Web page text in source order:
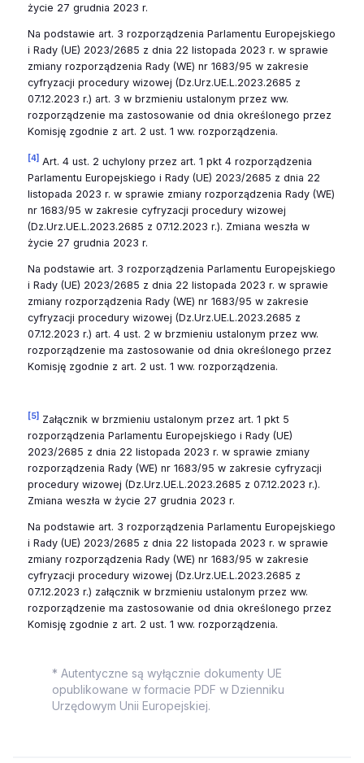
życie 27 grudnia 2023 r.
Na podstawie art. 3 rozporządzenia Parlamentu Europejskiego
i Rady (UE) 2023/2685 z dnia 22 listopada 2023 r. w sprawie
zmiany rozporządzenia Rady (WE) nr 1683/95 w zakresie
cyfryzacji procedury wizowej (Dz.Urz.UE.L.2023.2685 z
07.12.2023 r.) art. 3 w brzmieniu ustalonym przez ww.
rozporządzenie ma zastosowanie od dnia określonego przez
Komisję zgodnie z art. 2 ust. 1 ww. rozporządzenia.
[4] Art. 4 ust. 2 uchylony przez art. 1 pkt 4 rozporządzenia
Parlamentu Europejskiego i Rady (UE) 2023/2685 z dnia 22
listopada 2023 r. w sprawie zmiany rozporządzenia Rady (WE)
nr 1683/95 w zakresie cyfryzacji procedury wizowej
(Dz.Urz.UE.L.2023.2685 z 07.12.2023 r.). Zmiana weszła w
życie 27 grudnia 2023 r.
Na podstawie art. 3 rozporządzenia Parlamentu Europejskiego
i Rady (UE) 2023/2685 z dnia 22 listopada 2023 r. w sprawie
zmiany rozporządzenia Rady (WE) nr 1683/95 w zakresie
cyfryzacji procedury wizowej (Dz.Urz.UE.L.2023.2685 z
07.12.2023 r.) art. 4 ust. 2 w brzmieniu ustalonym przez ww.
rozporządzenie ma zastosowanie od dnia określonego przez
Komisję zgodnie z art. 2 ust. 1 ww. rozporządzenia.
[5] Załącznik w brzmieniu ustalonym przez art. 1 pkt 5
rozporządzenia Parlamentu Europejskiego i Rady (UE)
2023/2685 z dnia 22 listopada 2023 r. w sprawie zmiany
rozporządzenia Rady (WE) nr 1683/95 w zakresie cyfryzacji
procedury wizowej (Dz.Urz.UE.L.2023.2685 z 07.12.2023 r.).
Zmiana weszła w życie 27 grudnia 2023 r.
Na podstawie art. 3 rozporządzenia Parlamentu Europejskiego
i Rady (UE) 2023/2685 z dnia 22 listopada 2023 r. w sprawie
zmiany rozporządzenia Rady (WE) nr 1683/95 w zakresie
cyfryzacji procedury wizowej (Dz.Urz.UE.L.2023.2685 z
07.12.2023 r.) załącznik w brzmieniu ustalonym przez ww.
rozporządzenie ma zastosowanie od dnia określonego przez
Komisję zgodnie z art. 2 ust. 1 ww. rozporządzenia.
* Autentyczne są wyłącznie dokumenty UE
opublikowane w formacie PDF w Dzienniku
Urzędowym Unii Europejskiej.